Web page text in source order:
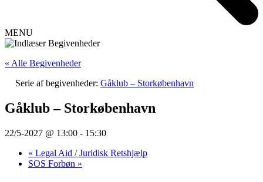
MENU
« Alle Begivenheder
Serie af begivenheder: Gåklub – Storkøbenhavn
Gåklub – Storkøbenhavn
22/5-2027 @ 13:00 - 15:30
« Legal Aid / Juridisk Retshjælp
SOS Forbøn »